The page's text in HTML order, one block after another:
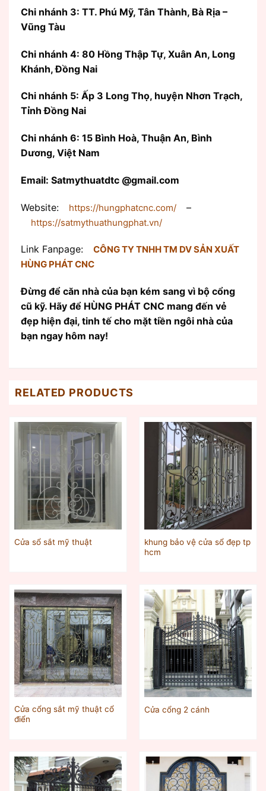
Chi nhánh 3: TT. Phú Mỹ, Tân Thành, Bà Rịa –
Vũng Tàu
Chi nhánh 4: 80 Hồng Thập Tự, Xuân An, Long
Khánh, Đồng Nai
Chi nhánh 5: Ấp 3 Long Thọ, huyện Nhơn Trạch,
Tỉnh Đồng Nai
Chi nhánh 6: 15 Bình Hoà, Thuận An, Bình
Dương, Việt Nam
Email: Satmythuatdtc @gmail.com
Website: https://hungphatcnc.com/ –
https://satmythuathungphat.vn/
Link Fanpage:
CÔNG TY TNHH TM DV SẢN XUẤT
HÙNG PHÁT CNC
Đừng để căn nhà của bạn kém sang vì bộ cổng
cũ kỹ. Hãy để HÙNG PHÁT CNC mang đến vẻ
đẹp hiện đại, tinh tế cho mặt tiền ngôi nhà của
bạn ngay hôm nay!
RELATED PRODUCTS
Cửa sổ sắt mỹ thuật
khung bảo vệ cửa sổ đẹp tp
hcm
Cửa cổng sắt mỹ thuật cổ
điển
Cửa cổng 2 cánh